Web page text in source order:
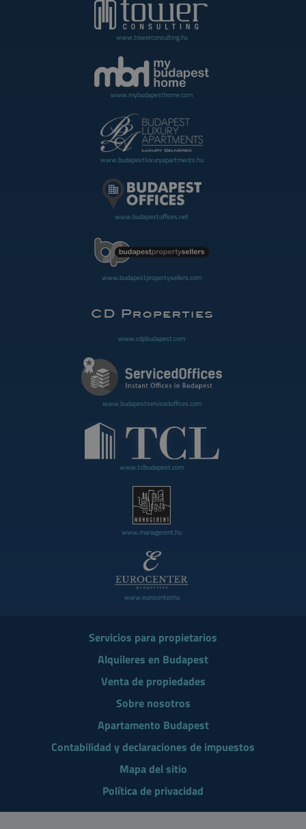
www.towerconsulting.hu
www.mybudapesthome.com
www.budapestluxuryapartments.hu
www.budapestoffices.net
www.budapestpropertysellers.com
www.cdpbudapest.com
www.budapestservicedoffices.com
www.tclbudapest.com
www.managerent.hu
www.eurocenter.hu
Servicios para propietarios
Alquileres en Budapest
Venta de propiedades
Sobre nosotros
Apartamento Budapest
Contabilidad y declaraciones de impuestos
Mapa del sitio
Política de privacidad